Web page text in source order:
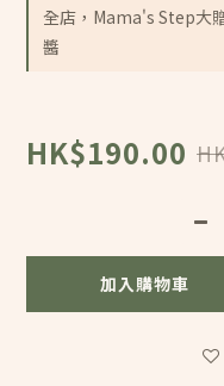
全店，Mama's Step大
醬
HK$190.00
加入購物車